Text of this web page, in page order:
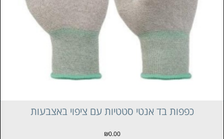
קופסאת פוליגל אנטי סטטית ללא חוצצים
₪45.00